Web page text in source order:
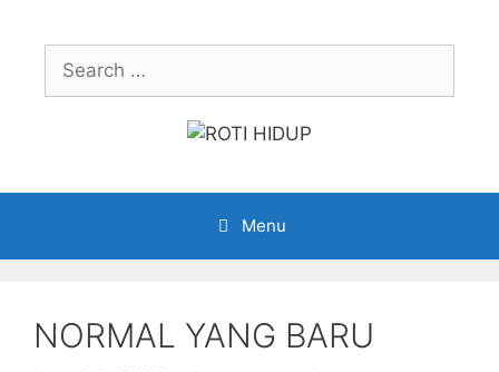
contentSearch
for:
Menu
NORMAL YANG BARU